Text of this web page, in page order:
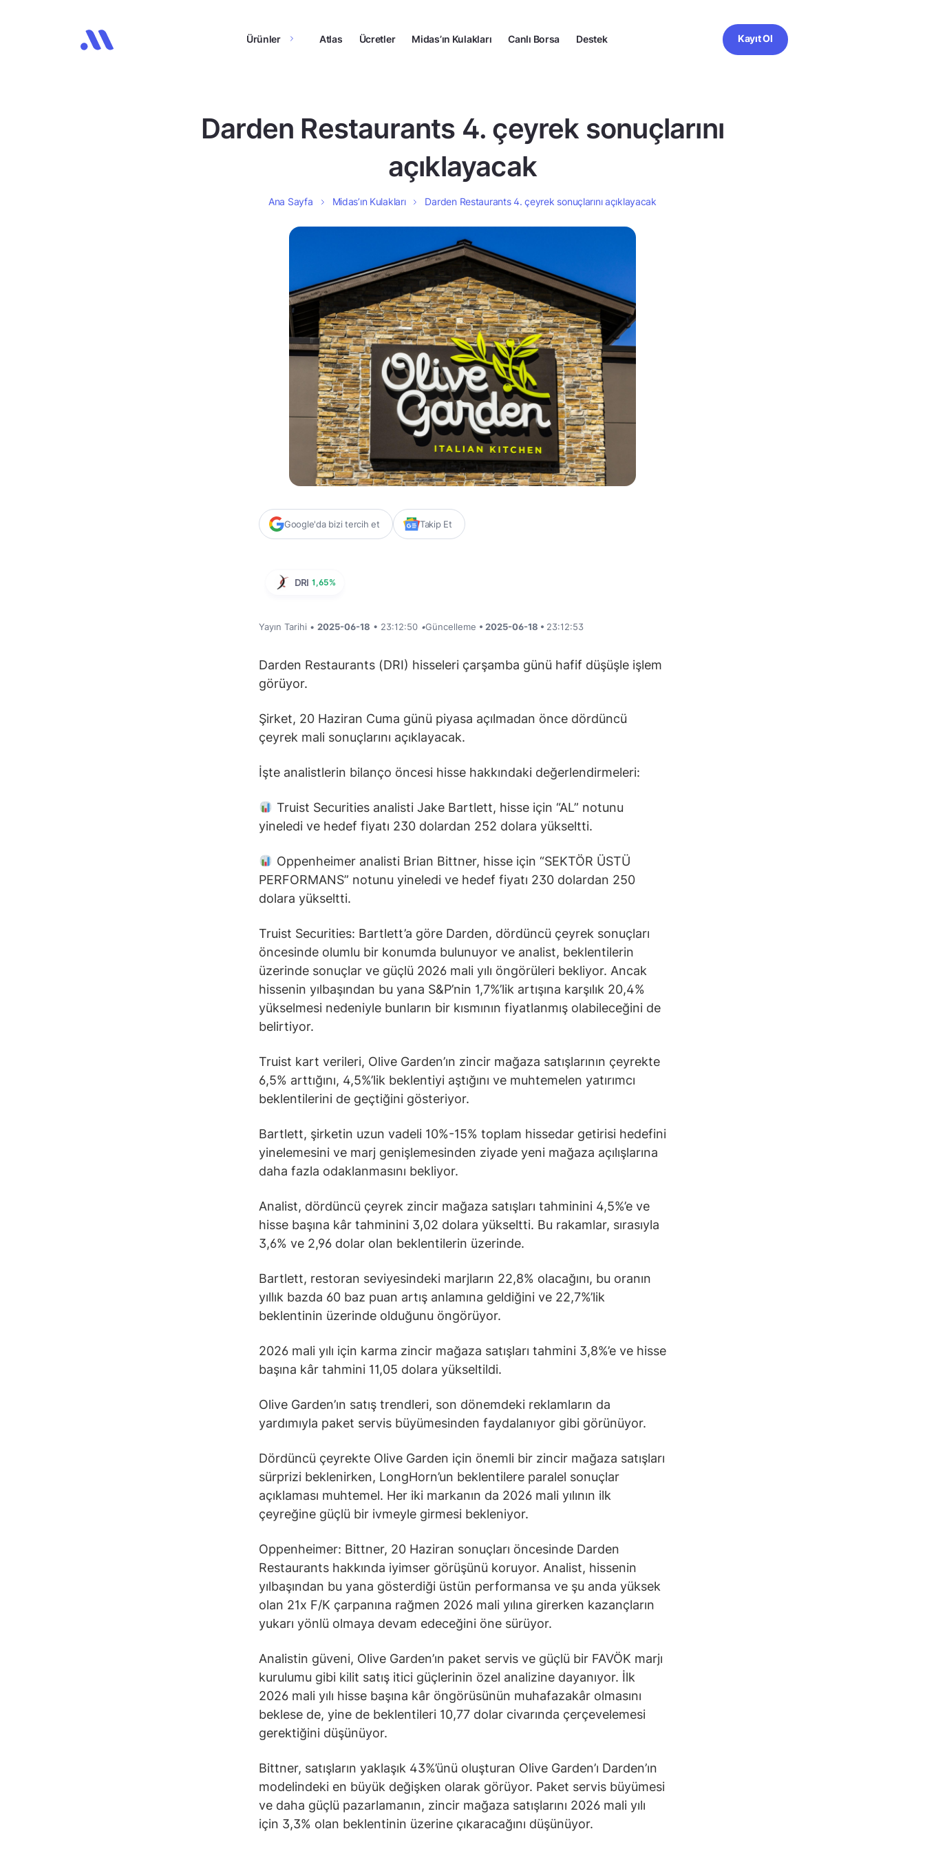
Ürünler Atlas Ücretler Midas’ın Kulakları Canlı Borsa Destek Kayıt Ol
Darden Restaurants 4. çeyrek sonuçlarını
açıklayacak
Ana Sayfa Midas’ın Kulakları Darden Restaurants 4. çeyrek sonuçlarını açıklayacak
Google'da bizi tercih et Takip Et
DRI 1,65%
Yayın Tarihi • 2025-06-18 • 23:12:50 •Güncelleme • 2025-06-18 • 23:12:53
Darden Restaurants (DRI) hisseleri çarşamba günü hafif düşüşle işlem
görüyor.
Şirket, 20 Haziran Cuma günü piyasa açılmadan önce dördüncü
çeyrek mali sonuçlarını açıklayacak.
İşte analistlerin bilanço öncesi hisse hakkındaki değerlendirmeleri:
Truist Securities analisti Jake Bartlett, hisse için “AL” notunu
yineledi ve hedef fiyatı 230 dolardan 252 dolara yükseltti.
Oppenheimer analisti Brian Bittner, hisse için “SEKTÖR ÜSTÜ
PERFORMANS” notunu yineledi ve hedef fiyatı 230 dolardan 250
dolara yükseltti.
Truist Securities: Bartlett’a göre Darden, dördüncü çeyrek sonuçları
öncesinde olumlu bir konumda bulunuyor ve analist, beklentilerin
üzerinde sonuçlar ve güçlü 2026 mali yılı öngörüleri bekliyor. Ancak
hissenin yılbaşından bu yana S&P’nin 1,7%’lik artışına karşılık 20,4%
yükselmesi nedeniyle bunların bir kısmının fiyatlanmış olabileceğini de
belirtiyor.
Truist kart verileri, Olive Garden’ın zincir mağaza satışlarının çeyrekte
6,5% arttığını, 4,5%’lik beklentiyi aştığını ve muhtemelen yatırımcı
beklentilerini de geçtiğini gösteriyor.
Bartlett, şirketin uzun vadeli 10%-15% toplam hissedar getirisi hedefini
yinelemesini ve marj genişlemesinden ziyade yeni mağaza açılışlarına
daha fazla odaklanmasını bekliyor.
Analist, dördüncü çeyrek zincir mağaza satışları tahminini 4,5%’e ve
hisse başına kâr tahminini 3,02 dolara yükseltti. Bu rakamlar, sırasıyla
3,6% ve 2,96 dolar olan beklentilerin üzerinde.
Bartlett, restoran seviyesindeki marjların 22,8% olacağını, bu oranın
yıllık bazda 60 baz puan artış anlamına geldiğini ve 22,7%’lik
beklentinin üzerinde olduğunu öngörüyor.
2026 mali yılı için karma zincir mağaza satışları tahmini 3,8%’e ve hisse
başına kâr tahmini 11,05 dolara yükseltildi.
Olive Garden’ın satış trendleri, son dönemdeki reklamların da
yardımıyla paket servis büyümesinden faydalanıyor gibi görünüyor.
Dördüncü çeyrekte Olive Garden için önemli bir zincir mağaza satışları
sürprizi beklenirken, LongHorn’un beklentilere paralel sonuçlar
açıklaması muhtemel. Her iki markanın da 2026 mali yılının ilk
çeyreğine güçlü bir ivmeyle girmesi bekleniyor.
Oppenheimer: Bittner, 20 Haziran sonuçları öncesinde Darden
Restaurants hakkında iyimser görüşünü koruyor. Analist, hissenin
yılbaşından bu yana gösterdiği üstün performansa ve şu anda yüksek
olan 21x F/K çarpanına rağmen 2026 mali yılına girerken kazançların
yukarı yönlü olmaya devam edeceğini öne sürüyor.
Analistin güveni, Olive Garden’ın paket servis ve güçlü bir FAVÖK marjı
kurulumu gibi kilit satış itici güçlerinin özel analizine dayanıyor. İlk
2026 mali yılı hisse başına kâr öngörüsünün muhafazakâr olmasını
beklese de, yine de beklentileri 10,77 dolar civarında çerçevelemesi
gerektiğini düşünüyor.
Bittner, satışların yaklaşık 43%’ünü oluşturan Olive Garden’ı Darden’ın
modelindeki en büyük değişken olarak görüyor. Paket servis büyümesi
ve daha güçlü pazarlamanın, zincir mağaza satışlarını 2026 mali yılı
için 3,3% olan beklentinin üzerine çıkaracağını düşünüyor.